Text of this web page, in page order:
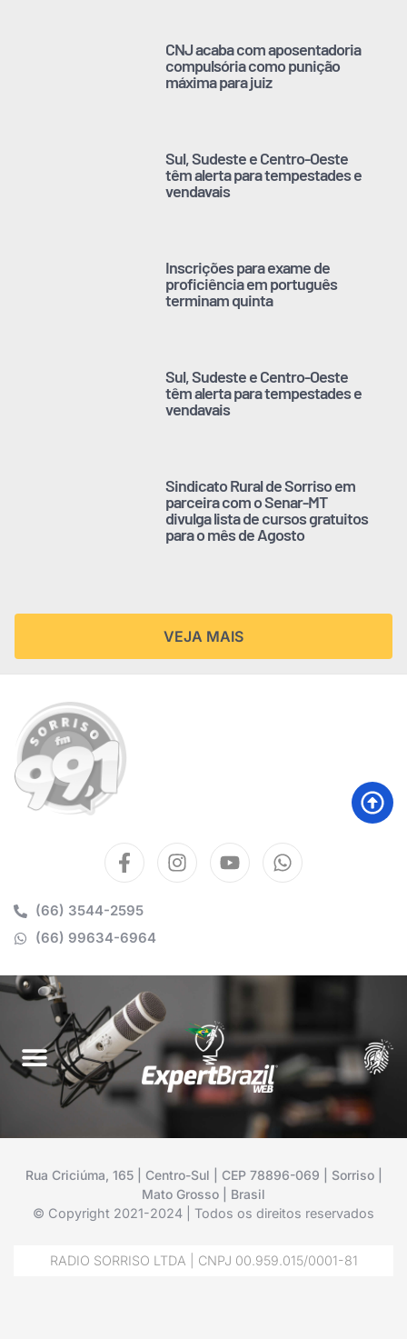
CNJ acaba com aposentadoria
compulsória como punição
máxima para juiz
Sul, Sudeste e Centro-Oeste
têm alerta para tempestades e
vendavais
Inscrições para exame de
proficiência em português
terminam quinta
Sul, Sudeste e Centro-Oeste
têm alerta para tempestades e
vendavais
Sindicato Rural de Sorriso em
parceira com o Senar-MT
divulga lista de cursos gratuitos
para o mês de Agosto
VEJA MAIS
(66) 3544-2595
(66) 99634-6964
Rua Criciúma, 165 | Centro-Sul | CEP 78896-069 | Sorriso |
Mato Grosso | Brasil
© Copyright 2021-2024 | Todos os direitos reservados
RADIO SORRISO LTDA | CNPJ 00.959.015/0001-81